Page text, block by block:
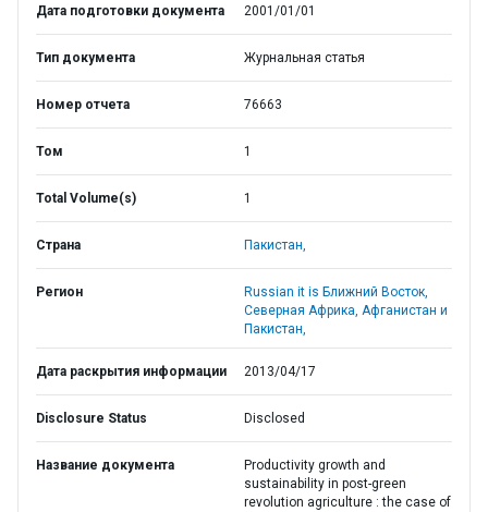
Дата подготовки документа 2001/01/01
Тип документа Журнальная статья
Номер отчета 76663
Том 1
Total Volume(s) 1
Страна Пакистан,
Регион
Russian it is Ближний Восток,
Северная Африка, Афганистан и
Пакистан,
Дата раскрытия информации 2013/04/17
Disclosure Status Disclosed
Название документа
Productivity growth and
sustainability in post-green
revolution agriculture : the case of